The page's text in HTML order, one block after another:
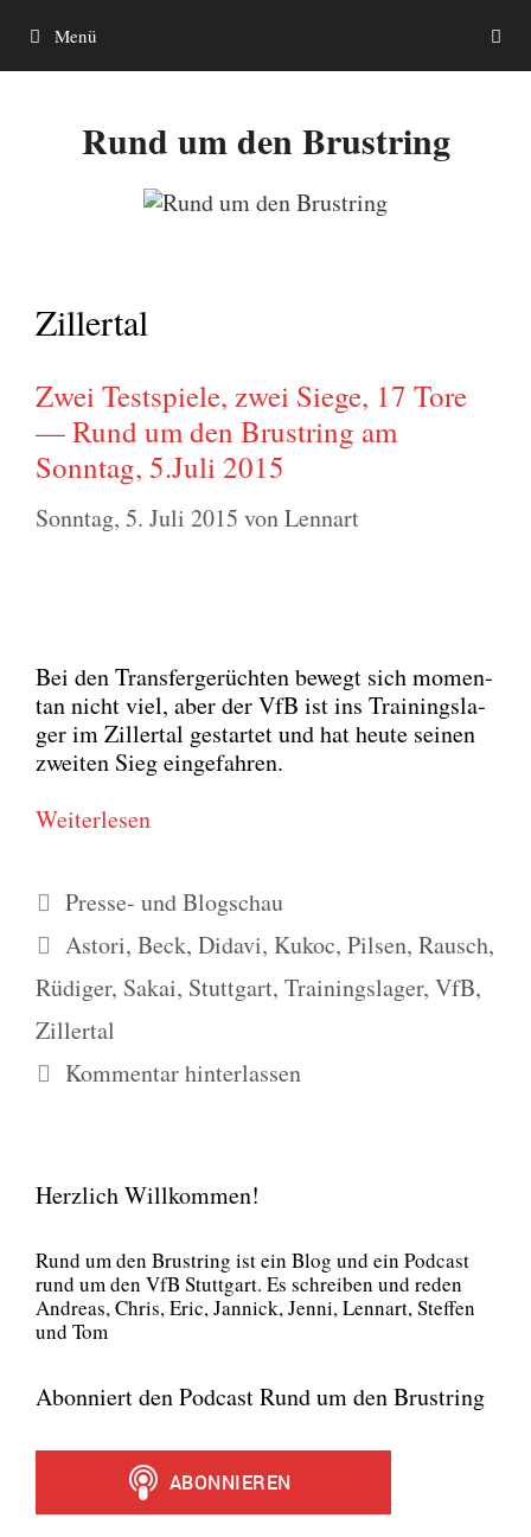
Inhalt
springen
Menü
Rund um den Brustring
Zillertal
Zwei Testspiele, zwei Siege, 17 Tore
— Rund um den Brustring am
Sonntag, 5.Juli 2015
Sonntag, 5. Juli 2015 vonLennart
Bei den Trans­fer­ge­rüch­ten bewegt sich momen­
tan nicht viel, aber der VfB ist ins Trai­nings­la­
ger im Zil­ler­tal gestar­tet und hat heu­te sei­nen
zwei­ten Sieg ein­ge­fah­ren.
Wei­ter­le­sen
Kategorien
Presse- und Blogschau
Schlagwörter
Astori, Beck, Didavi, Kukoc, Pilsen, Rausch,
Rüdiger, Sakai, Stuttgart, Trainingslager, VfB,
Zillertal
Kommentar hinterlassen
Herzlich Willkommen!
Rund um den Brust­ring ist ein Blog und ein Pod­cast
rund um den VfB Stutt­gart. Es schrei­ben und reden
Andre­as, Chris, Eric, Jan­nick, Jen­ni, Lenn­art, Stef­fen
und Tom
Abonniert den Podcast Rund um den Brustring